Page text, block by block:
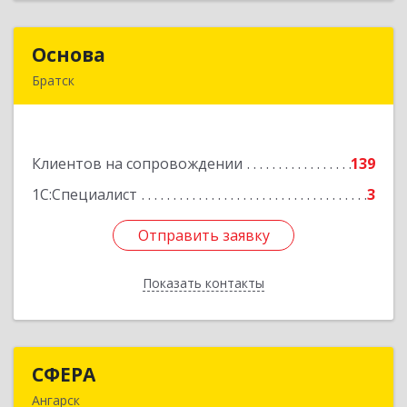
Основа
Братск
Клиентов на сопровождении
139
1С:Специалист
3
Отправить заявку
Показать контакты
Подробнее
Отправить заявку
Назад
СФЕРА
Ангарск